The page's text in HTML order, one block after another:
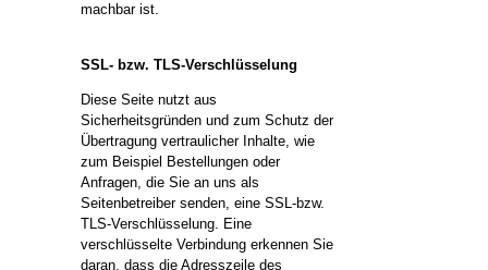
machbar ist.
SSL- bzw. TLS-Verschlüsselung
Diese Seite nutzt aus
Sicherheitsgründen und zum Schutz der
Übertragung vertraulicher Inhalte, wie
zum Beispiel Bestellungen oder
Anfragen, die Sie an uns als
Seitenbetreiber senden, eine SSL-bzw.
TLS-Verschlüsselung. Eine
verschlüsselte Verbindung erkennen Sie
daran, dass die Adresszeile des